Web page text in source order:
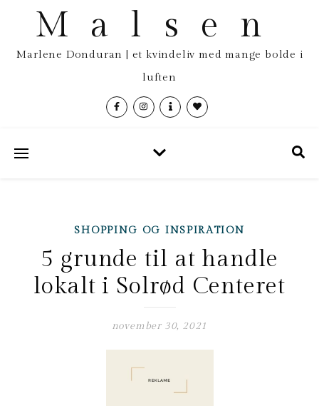
Malsen
Marlene Donduran | et kvindeliv med mange bolde i
luften
SHOPPING OG INSPIRATION
5 grunde til at handle
lokalt i Solrød Centeret
november 30, 2021